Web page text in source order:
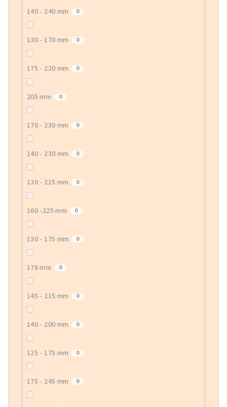
140 - 240 mm 0
130 - 170 mm 0
175 - 220 mm 0
205 mm 0
170 - 230 mm 0
140 - 230 mm 0
130 - 215 mm 0
160 -225 mm 0
130 - 175 mm 0
178 mm 0
145 - 215 mm 0
140 - 200 mm 0
125 - 175 mm 0
175 - 245 mm 0